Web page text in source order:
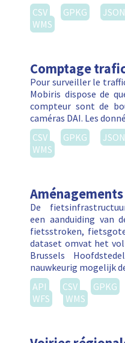
CSV
GPKG JSON
WMS
Comptage
Pour surveiller le
Mobiris dispose de
compteur sont de
caméras DAI. Les
CSV
GPKG JSON
WMS
De
een aanduiding van
fietsstroken,
dataset omvat het
Brussels
nauwkeurig mogelijk
API
CSV GPKG
WFS
WMS